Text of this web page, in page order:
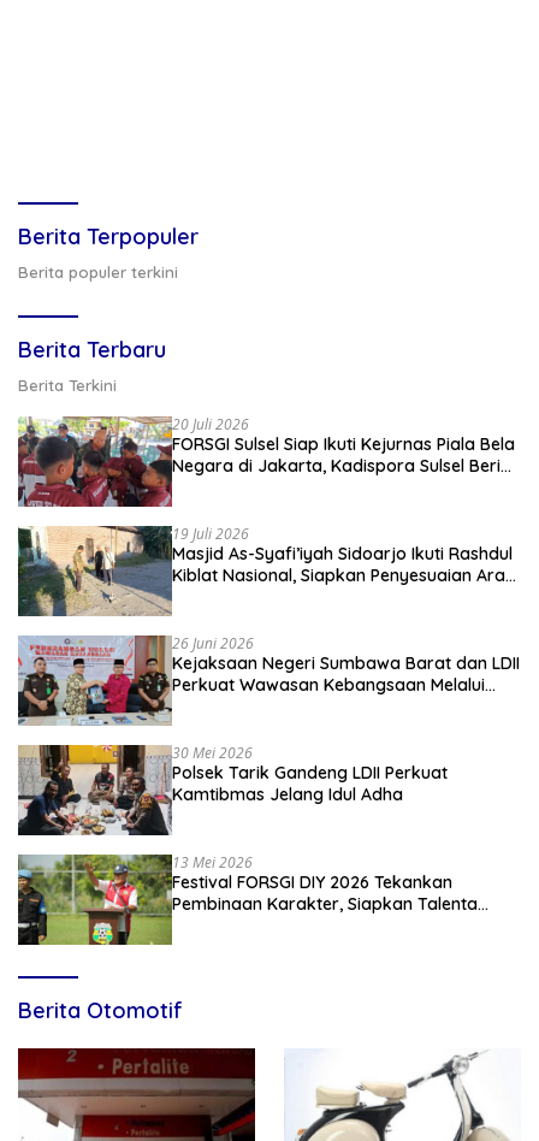
Berita Terpopuler
Berita populer terkini
Berita Terbaru
Berita Terkini
20 Juli 2026
FORSGI Sulsel Siap Ikuti Kejurnas Piala Bela
Negara di Jakarta, Kadispora Sulsel Beri
19 Juli 2026
Masjid As-Syafi’iyah Sidoarjo Ikuti Rashdul
Kiblat Nasional, Siapkan Penyesuaian Arah
26 Juni 2026
Kejaksaan Negeri Sumbawa Barat dan LDII
Perkuat Wawasan Kebangsaan Melalui
30 Mei 2026
Polsek Tarik Gandeng LDII Perkuat
Kamtibmas Jelang Idul Adha
13 Mei 2026
Festival FORSGI DIY 2026 Tekankan
Pembinaan Karakter, Siapkan Talenta
Berita Otomotif